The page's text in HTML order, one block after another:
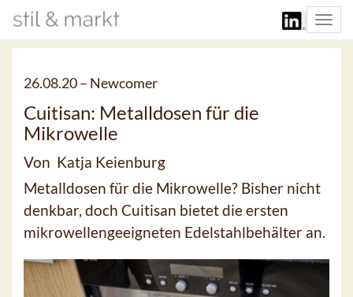
26.08.20 – Newcomer
Cuitisan: Metalldosen für die
Mikrowelle
Von Katja Keienburg
Metalldosen für die Mikrowelle? Bisher nicht
denkbar, doch Cuitisan bietet die ersten
mikrowellengeeigneten Edelstahlbehälter an.